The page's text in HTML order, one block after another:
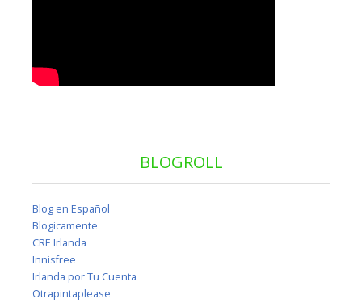
BLOGROLL
Blog en Español
Blogicamente
CRE Irlanda
Innisfree
Irlanda por Tu Cuenta
Otrapintaplease